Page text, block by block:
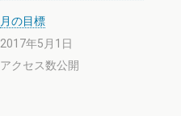
月の目標
2017年5月1日
アクセス数公開